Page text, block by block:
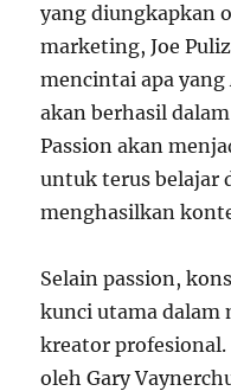
yang diungkapkan
marketing, Joe
mencintai apa
akan berhasil
Passion akan
untuk terus belajar
menghasilkan
Selain passion,
kunci utama dalam
kreator
oleh Gary